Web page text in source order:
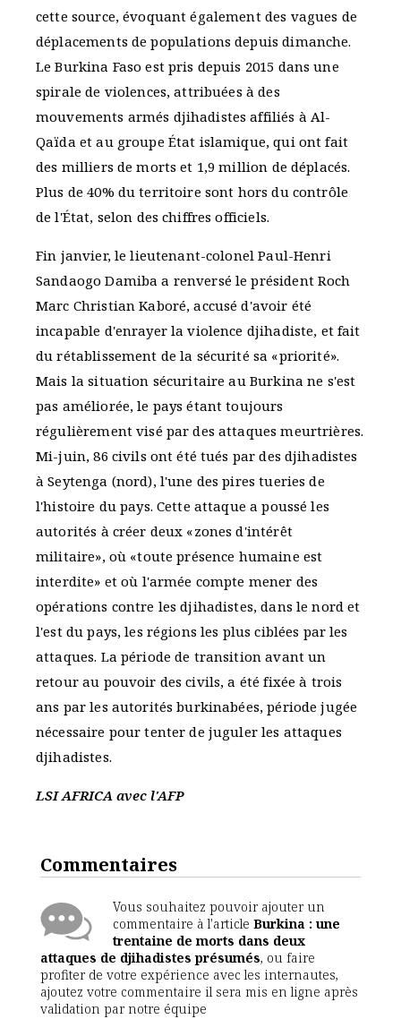
cette source, évoquant également des vagues de
déplacements de populations depuis dimanche.
Le Burkina Faso est pris depuis 2015 dans une
spirale de violences, attribuées à des
mouvements armés djihadistes affiliés à Al-
Qaïda et au groupe État islamique, qui ont fait
des milliers de morts et 1,9 million de déplacés.
Plus de 40% du territoire sont hors du contrôle
de l'État, selon des chiffres officiels.
Fin janvier, le lieutenant-colonel Paul-Henri
Sandaogo Damiba a renversé le président Roch
Marc Christian Kaboré, accusé d'avoir été
incapable d'enrayer la violence djihadiste, et fait
du rétablissement de la sécurité sa «priorité».
Mais la situation sécuritaire au Burkina ne s'est
pas améliorée, le pays étant toujours
régulièrement visé par des attaques meurtrières.
Mi-juin, 86 civils ont été tués par des djihadistes
à Seytenga (nord), l'une des pires tueries de
l'histoire du pays. Cette attaque a poussé les
autorités à créer deux «zones d'intérêt
militaire», où «toute présence humaine est
interdite» et où l'armée compte mener des
opérations contre les djihadistes, dans le nord et
l'est du pays, les régions les plus ciblées par les
attaques. La période de transition avant un
retour au pouvoir des civils, a été fixée à trois
ans par les autorités burkinabées, période jugée
nécessaire pour tenter de juguler les attaques
djihadistes.
LSI AFRICA avec l'AFP
Commentaires
Vous souhaitez pouvoir ajouter un
commentaire à l'article Burkina : une
trentaine de morts dans deux
attaques de djihadistes présumés, ou faire
profiter de votre expérience avec les internautes,
ajoutez votre commentaire il sera mis en ligne après
validation par notre équipe